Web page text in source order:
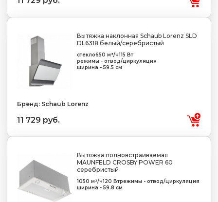
Вытяжка наклонная Schaub Lorenz SLD
DL6318 белый/серебристый
стекло650 м³/ч115 Вт
режимы - отвод/циркуляция
ширина - 59.5 см
Бренд: Schaub Lorenz
11 729 руб.
Вытяжка полновстраиваемая
MAUNFELD CROSBY POWER 60
серебристый
1050 м³/ч120 Втрежимы - отвод/циркуляция
ширина - 59.8 см